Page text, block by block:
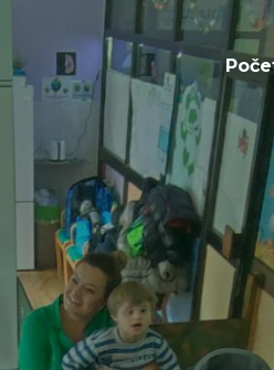
Početna